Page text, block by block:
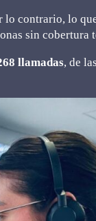
lo contrario, lo
sin cobertura
llamadas, de